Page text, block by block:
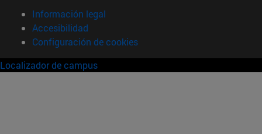
Información legal
Accesibilidad
Configuración de cookies
Localizador de campus